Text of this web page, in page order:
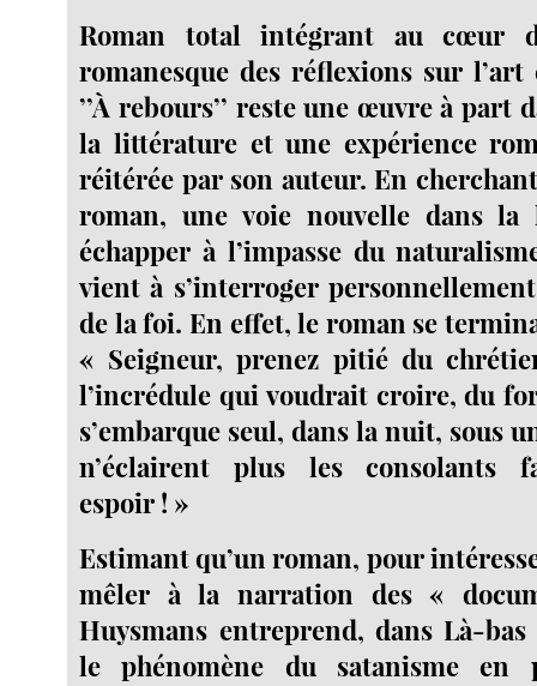
Roman total intégrant au cœur
romanesque des réflexions sur
’’À rebours’’ reste une œuvre à part
la littérature et une expérience
réitérée par son auteur. En
roman, une voie nouvelle dans
échapper à l’impasse du
vient à s’interroger
de la foi. En effet, le roman se
« Seigneur, prenez pitié du
l’incrédule qui voudrait croire, du
s’embarque seul, dans la nuit, sous
n’éclairent plus les consolants
espoir ! »
Estimant qu’un roman, pour
mêler à la narration des «
Huysmans entreprend, dans Là-bas
le phénomène du satanisme en